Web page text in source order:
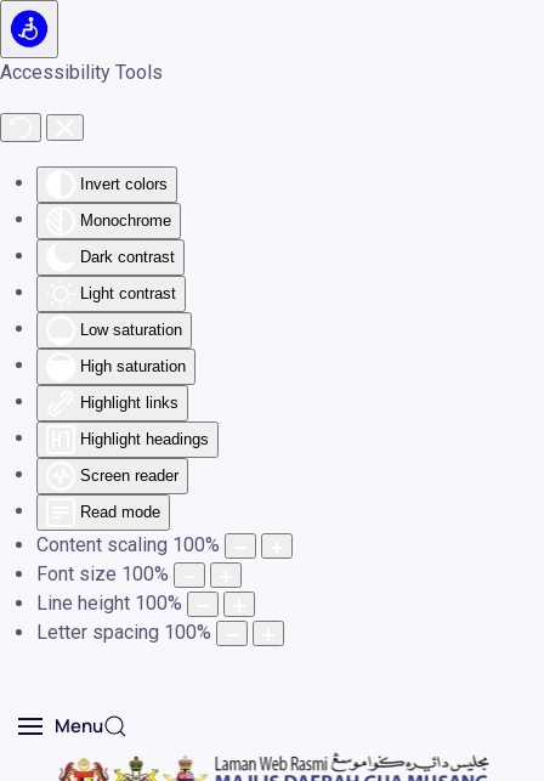
Accessibility Tools
Invert colors
Monochrome
Dark contrast
Light contrast
Low saturation
High saturation
Highlight links
Highlight headings
Screen reader
Read mode
Content scaling 100%
Font size 100%
Line height 100%
Letter spacing 100%
Skip to main content
Menu